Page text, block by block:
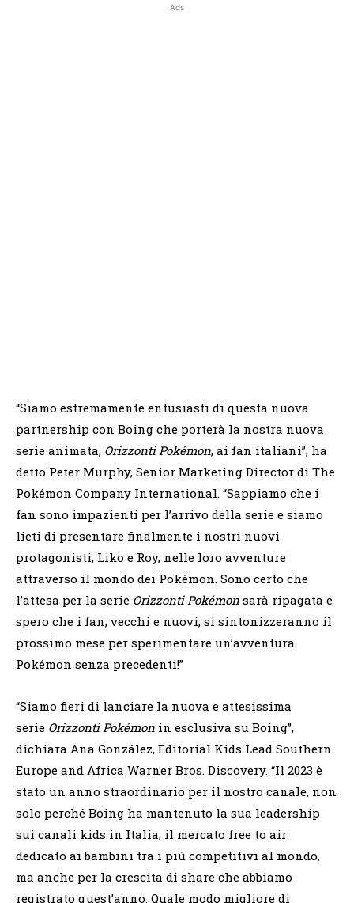
Ads
“Siamo estremamente entusiasti di questa nuova
partnership con Boing che porterà la nostra nuova
serie animata, Orizzonti Pokémon, ai fan italiani”, ha
detto Peter Murphy, Senior Marketing Director di The
Pokémon Company International. “Sappiamo che i
fan sono impazienti per l’arrivo della serie e siamo
lieti di presentare finalmente i nostri nuovi
protagonisti, Liko e Roy, nelle loro avventure
attraverso il mondo dei Pokémon. Sono certo che
l’attesa per la serie Orizzonti Pokémon sarà ripagata e
spero che i fan, vecchi e nuovi, si sintonizzeranno il
prossimo mese per sperimentare un’avventura
Pokémon senza precedenti!”
“Siamo fieri di lanciare la nuova e attesissima
serie Orizzonti Pokémon in esclusiva su Boing”,
dichiara Ana González, Editorial Kids Lead Southern
Europe and Africa Warner Bros. Discovery. “Il 2023 è
stato un anno straordinario per il nostro canale, non
solo perché Boing ha mantenuto la sua leadership
sui canali kids in Italia, il mercato free to air
dedicato ai bambini tra i più competitivi al mondo,
ma anche per la crescita di share che abbiamo
registrato quest’anno. Quale modo migliore di